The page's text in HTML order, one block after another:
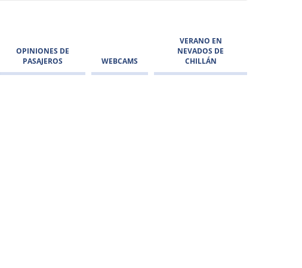
OPINIONES DE
PASAJEROS
WEBCAMS
VERANO EN
NEVADOS DE
CHILLÁN